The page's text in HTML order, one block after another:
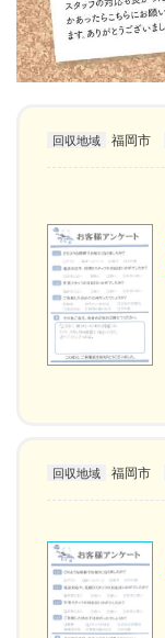
回収地域 福岡市
回収地域 福岡市